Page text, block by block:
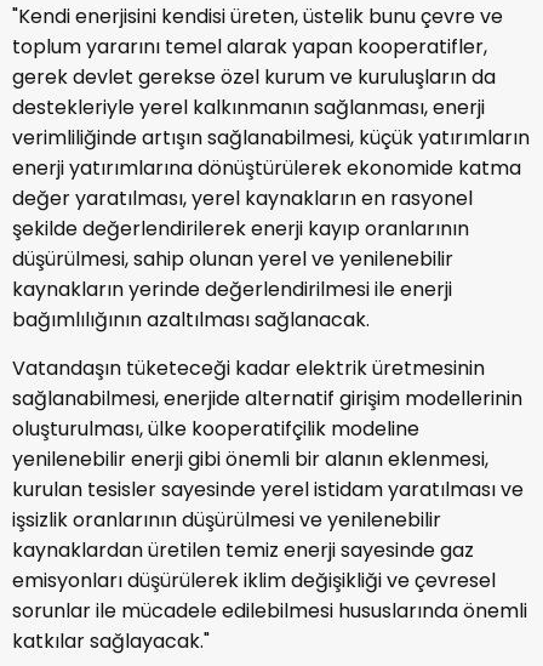
"Kendi enerjisini kendisi üreten, üstelik bunu çevre ve
toplum yararını temel alarak yapan kooperatifler,
gerek devlet gerekse özel kurum ve kuruluşların da
destekleriyle yerel kalkınmanın sağlanması, enerji
verimliliğinde artışın sağlanabilmesi, küçük yatırımların
enerji yatırımlarına dönüştürülerek ekonomide katma
değer yaratılması, yerel kaynakların en rasyonel
şekilde değerlendirilerek enerji kayıp oranlarının
düşürülmesi, sahip olunan yerel ve yenilenebilir
kaynakların yerinde değerlendirilmesi ile enerji
bağımlılığının azaltılması sağlanacak.
Vatandaşın tüketeceği kadar elektrik üretmesinin
sağlanabilmesi, enerjide alternatif girişim modellerinin
oluşturulması, ülke kooperatifçilik modeline
yenilenebilir enerji gibi önemli bir alanın eklenmesi,
kurulan tesisler sayesinde yerel istidam yaratılması ve
işsizlik oranlarının düşürülmesi ve yenilenebilir
kaynaklardan üretilen temiz enerji sayesinde gaz
emisyonları düşürülerek iklim değişikliği ve çevresel
sorunlar ile mücadele edilebilmesi hususlarında önemli
katkılar sağlayacak."